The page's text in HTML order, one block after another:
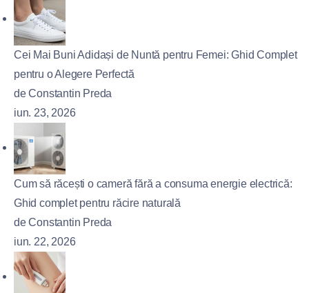
Cei Mai Buni Adidași de Nuntă pentru Femei: Ghid Complet
pentru o Alegere Perfectă
de Constantin Preda
iun. 23, 2026
Cum să răcești o cameră fără a consuma energie electrică:
Ghid complet pentru răcire naturală
de Constantin Preda
iun. 22, 2026